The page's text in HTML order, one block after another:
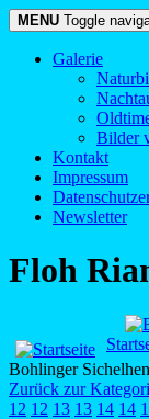
MENU Toggle
Galerie
Bilder
Kontakt
Impressum
Newsletter
Floh
Bohlinger
Zurück zur
12 12 13 13 14 14